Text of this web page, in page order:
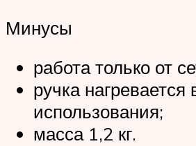
Минусы
работа только от
ручка нагревается
использования;
масса 1,2 кг.